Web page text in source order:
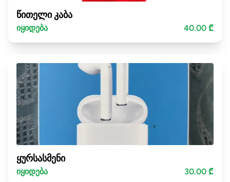
წითელი კაბა
იყიდება 40.00 ₾
ყურსასმენი
იყიდება 30.00 ₾